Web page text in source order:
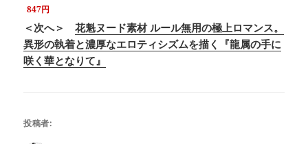
847円
＜次へ＞花魁ヌード素材 ルール無用の極上ロマンス。
異形の執着と濃厚なエロティシズムを描く『龍属の手に
咲く華となりて』
投稿者: